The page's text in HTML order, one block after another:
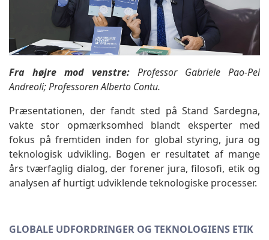
Fra højre mod venstre: Professor Gabriele Pao-Pei
Andreoli; Professoren Alberto Contu.
Præsentationen, der fandt sted på Stand Sardegna,
vakte stor opmærksomhed blandt eksperter med
fokus på fremtiden inden for global styring, jura og
teknologisk udvikling. Bogen er resultatet af mange
års tværfaglig dialog, der forener jura, filosofi, etik og
analysen af hurtigt udviklende teknologiske processer.
GLOBALE UDFORDRINGER OG TEKNOLOGIENS ETIK